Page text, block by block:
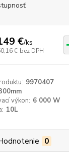
€/ks
€ bez DPH
9970407
výkon: 6 000 W
10L
0